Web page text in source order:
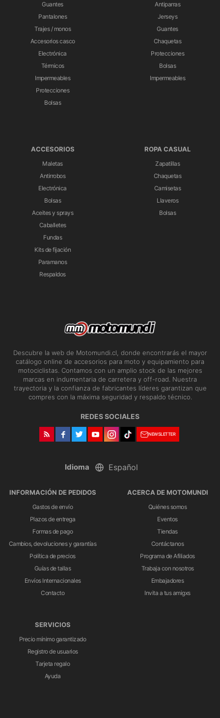
Guantes
Pantalones
Trajes / monos
Accesorios casco
Electrónica
Térmicos
Impermeables
Protecciones
Bolsas
Antiparras
Jerseys
Guantes
Chaquetas
Protecciones
Bolsas
Impermeables
ACCESORIOS
Maletas
Antirrobos
Electrónica
Bolsas
Aceites y sprays
Caballetes
Fundas
Kits de fijación
Paramanos
Respaldos
ROPA CASUAL
Zapatillas
Chaquetas
Camisetas
Llaveros
Bolsas
Descubre la web de Motomundi.cl, donde encontrarás el mayor
catálogo online de accesorios para moto y equipamiento para
motociclistas. Contamos con un amplio stock de las mejores
marcas en indumentaria de carretera y off-road. Nuestra
trayectoria y la confianza de fabricantes líderes garantizan que
compres con la máxima seguridad y respaldo técnico.
REDES SOCIALES
NEWSLETTER
Idioma
INFORMACIÓN DE PEDIDOS
Gastos de envío
Plazos de entrega
Formas de pago
Cambios, devoluciones y garantías
Política de precios
Guías de tallas
Envíos Internacionales
Contacto
ACERCA DE MOTOMUNDI
Quiénes somos
Eventos
Tiendas
Contáctanos
Programa de Afiliados
Trabaja con nosotros
Embajadores
Invita a tus amigxs
SERVICIOS
Precio mínimo garantizado
Registro de usuarios
Tarjeta regalo
Ayuda